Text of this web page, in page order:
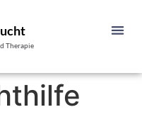
Therapie